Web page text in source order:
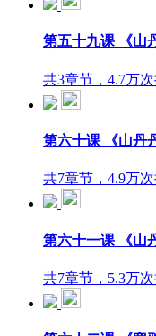
第五十九课 《山
共3章节，4.7万
第六十课 《山丹
共7章节，4.9万
第六十一课 《山
共7章节，5.3万